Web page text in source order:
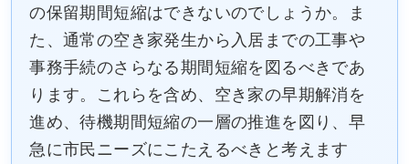
の保留期間短縮はできないのでしょうか。ま
た、通常の空き家発生から入居までの工事や
事務手続のさらなる期間短縮を図るべきであ
ります。これらを含め、空き家の早期解消を
進め、待機期間短縮の一層の推進を図り、早
急に市民ニーズにこたえるべきと考えます